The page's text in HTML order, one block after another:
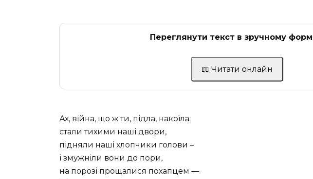
Переглянути текст в зручному
📖 Читати онлайн
Ах, війна, що ж ти, підла, накоїла:
стали тихими наші двори,
підняли наші хлопчики голови –
і змужніли вони до пори,
на порозі прощалися похапцем —